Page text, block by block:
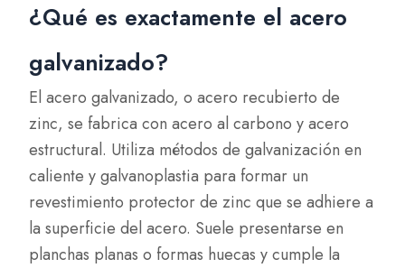
¿Qué es exactamente el acero
galvanizado?
El acero galvanizado, o acero recubierto de
zinc, se fabrica con acero al carbono y acero
estructural. Utiliza métodos de galvanización en
caliente y galvanoplastia para formar un
revestimiento protector de zinc que se adhiere a
la superficie del acero. Suele presentarse en
planchas planas o formas huecas y cumple la